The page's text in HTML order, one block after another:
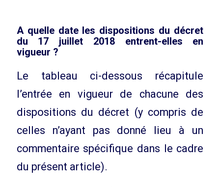
A quelle date les dispositions du décret
du 17 juillet 2018 entrent-elles en
vigueur ?
Le tableau ci-dessous récapitule
l’entrée en vigueur de chacune des
dispositions du décret (y compris de
celles n’ayant pas donné lieu à un
commentaire spécifique dans le cadre
du présent article).